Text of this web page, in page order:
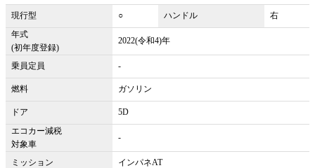
現行型 ○ ハンドル
右
年式
(初年度登録)
2022(令和4)年
乗員定員 -
燃料 ガソリン
ドア
5D
エコカー減税
対象車
-
ミッション インパネAT